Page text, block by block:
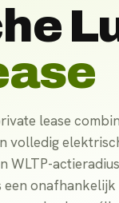
lease
volledig
WLTP-